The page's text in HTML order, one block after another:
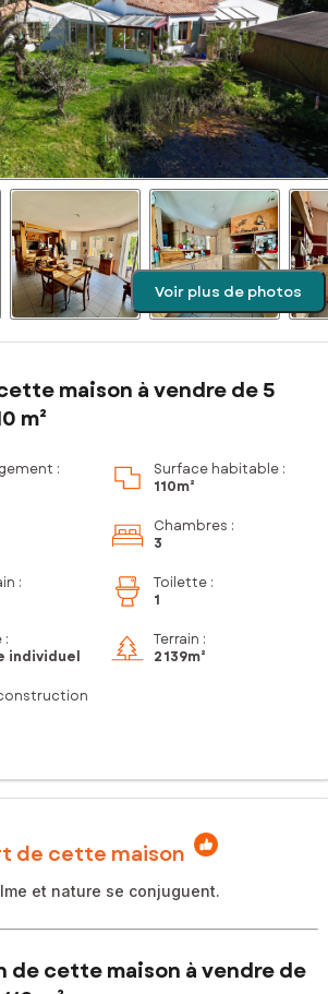
Voir plus de photos
maison à vendre de 5
m²
:
Surface habitable :
110m²
Chambres :
3
:
Toilette :
1
:
individuel
Terrain :
2 139m²
de cette maison
et nature se conjuguent.
de cette maison à vendre de